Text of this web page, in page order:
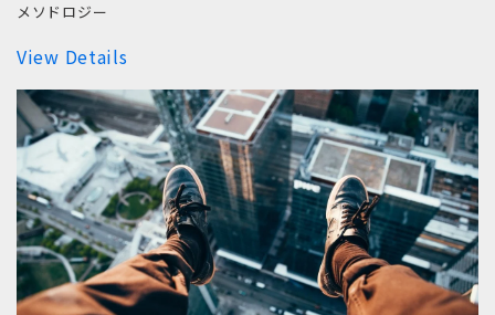
メソドロジー
View Details